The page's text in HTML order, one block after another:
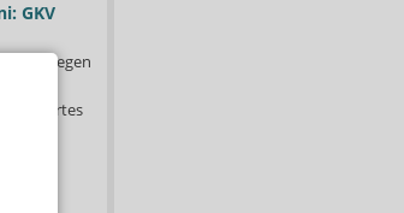
GKV
gegen
ein hartes